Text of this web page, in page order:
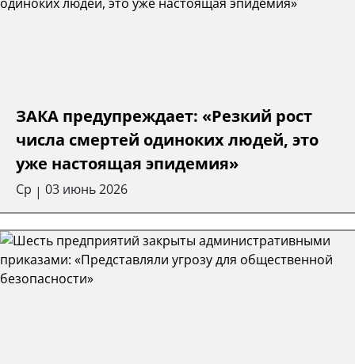
ЗАКА предупреждает: «Резкий рост
числа смертей одиноких людей, это
уже настоящая эпидемия»
Ср | 03 июнь 2026